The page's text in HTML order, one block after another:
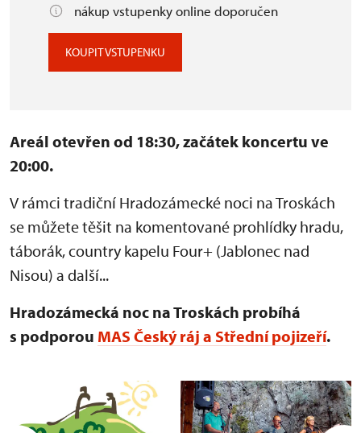
nákup vstupenky online doporučen
KOUPIT VSTUPENKU
Areál otevřen od 18:30, začátek koncertu ve
20:00.
V rámci tradiční Hradozámecké noci na Troskách
se můžete těšit na komentované prohlídky hradu,
táborák, country kapelu Four+ (Jablonec nad
Nisou) a další...
Hradozámecká noc na Troskách probíhá
s podporou MAS Český ráj a Střední pojizeří.